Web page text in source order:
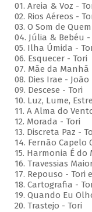
01. Areia & Voz -
02. ⁠Rios Aéreos -
03. O Som de
04. Júlia & Bebéu -
05. Ilha Úmida -
06. Esquecer - Tori
07. Mãe da Manhã
08. Dies Irae -
09. Descese - Tori
10. Luz, Lume,
11. A Alma do
12. Morada - Tori
13. Discreta Paz -
14. Fernão Capelo
15. Harmonia É do
16. Travessias
17. Repouso - Tori
⁠18. Cartografia -
19. Quando Eu
20. Trastejo - Tori